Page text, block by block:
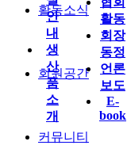
활동소식
회원공간
커뮤니티
안
내
생
산
품
소
개
활동
회장
동정
언론
보도
E-
book